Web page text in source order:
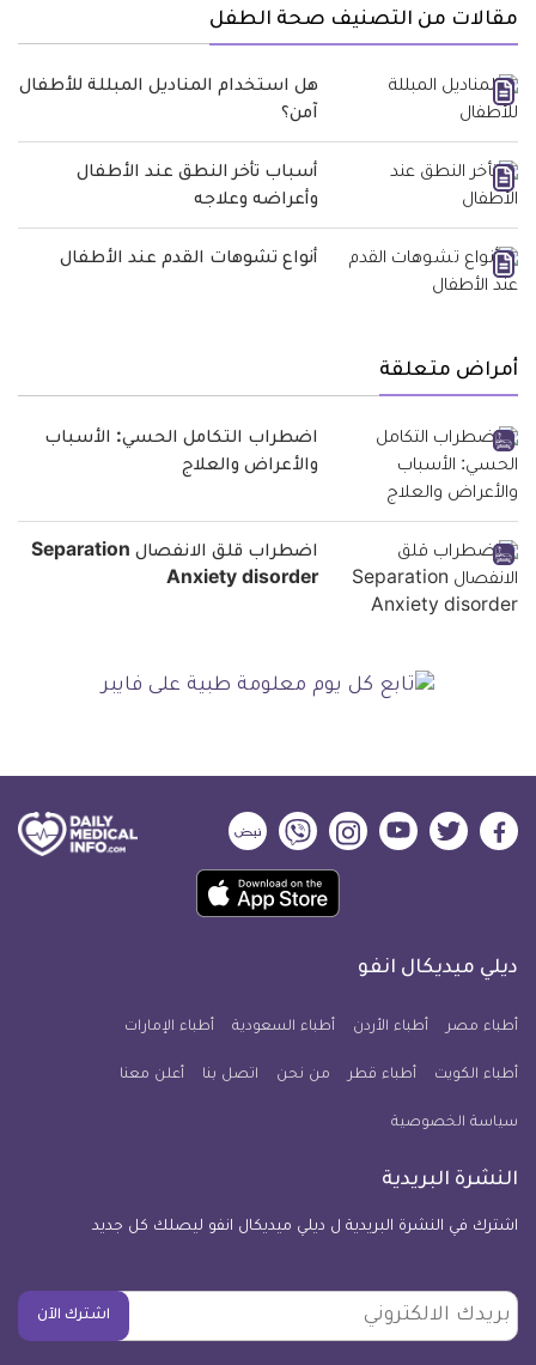
مقالات من التصنيف صحة الطفل
هل استخدام المناديل المبللة للأطفال
آمن؟
أسباب تأخر النطق عند الأطفال
وأعراضه وعلاجه
أنواع تشوهات القدم عند الأطفال
أمراض متعلقة
اضطراب التكامل الحسي: الأسباب
والأعراض والعلاج
اضطراب قلق الانفصال Separation
Anxiety disorder
ديلي
فيسبوك
ديلي
تويتر
ديلي
ميديكال
يوتيوب
ديلي
ميديكال
انفو
ديلي
ميديكال
انفو
ديلي
ميديكال
انفو
حمل
تطبيق
معلومة
للآيفون
ديلي ميديكال انفو
أطباء مصر أطباء الأردن أطباء السعودية أطباء الإمارات
أطباء الكويت أطباء قطر من نحن اتصل بنا أعلن معنا
سياسة الخصوصية
النشرة البريدية
اشترك في النشرة البريدية ل ديلي ميديكال انفو ليصلك كل جديد
بريدك
الالكتروني
اشترك الآن